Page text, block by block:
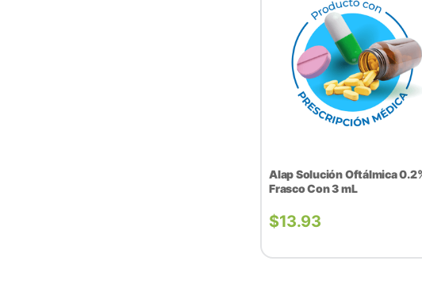
Alap Solución Oftálmica
Frasco Con 3 mL
$13.93